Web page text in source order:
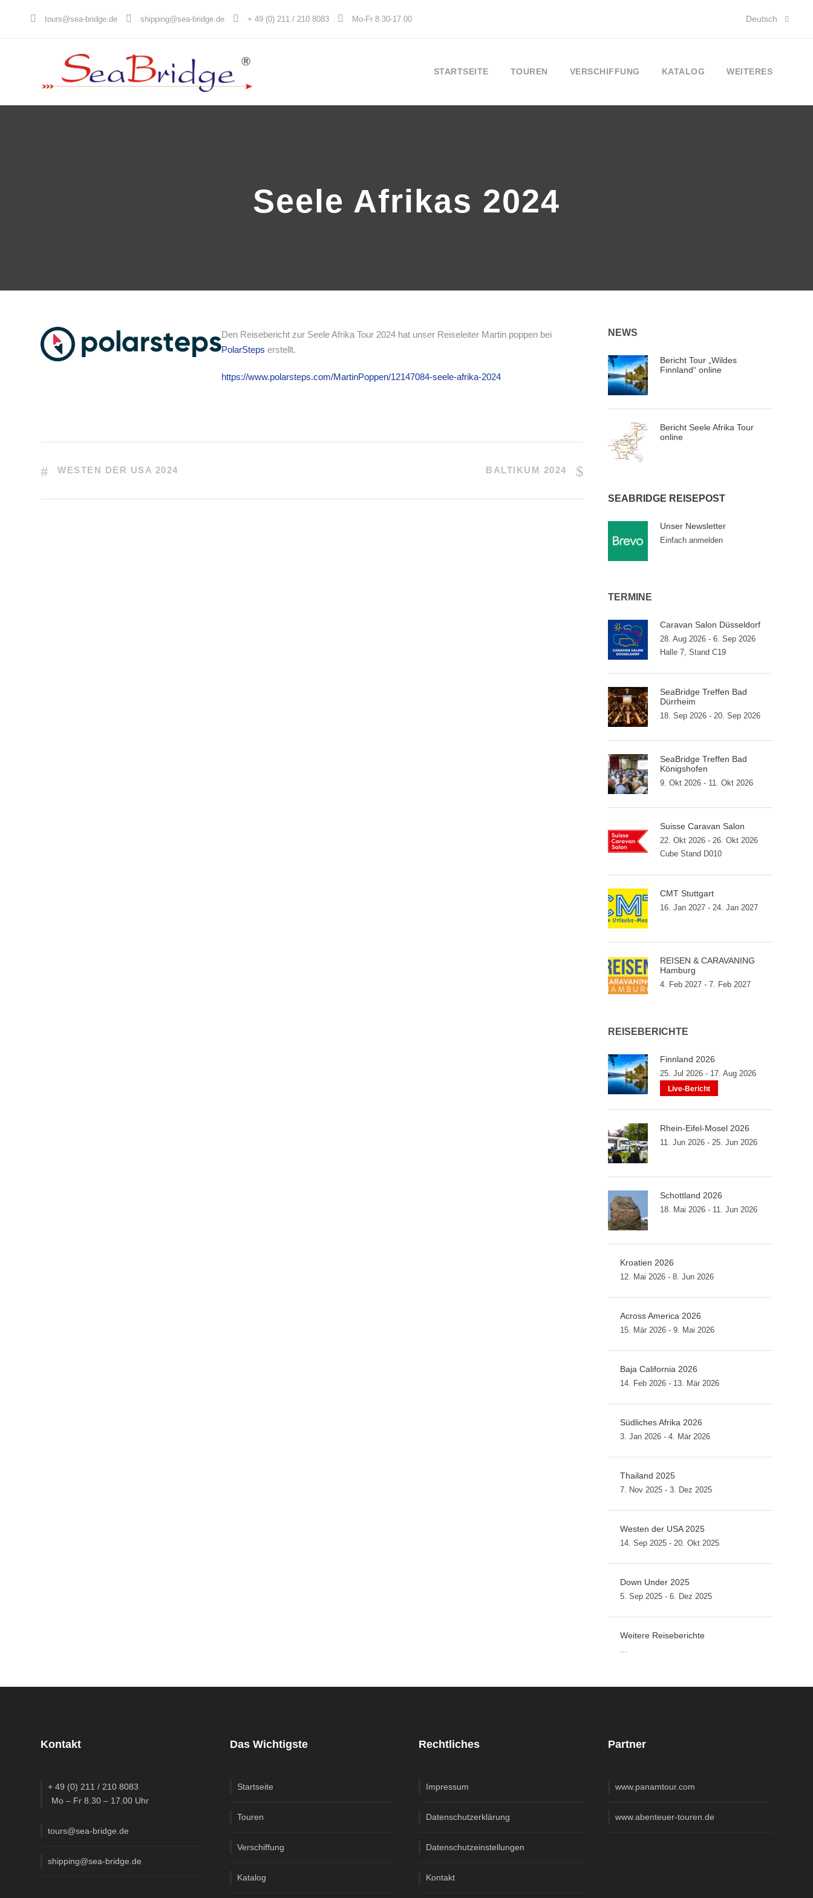
tours@sea-bridge.de shipping@sea-bridge.de + 49 (0) 211 / 210 8083 Mo-Fr 8.30-17.00 Deutsch
STARTSEITE TOUREN VERSCHIFFUNG KATALOG WEITERES
Seele Afrikas 2024
Den Reisebericht zur Seele Afrika Tour 2024 hat unser Reiseleiter Martin poppen bei
PolarStepserstellt.
https://www.polarsteps.com/MartinPoppen/12147084-seele-afrika-2024
WESTEN DER USA 2024 BALTIKUM 2024
NEWS
Bericht Tour „Wildes
Finnland“ online
Bericht Seele Afrika Tour
online
SEABRIDGE REISEPOST
Unser Newsletter
Einfach anmelden
TERMINE
Caravan Salon Düsseldorf
28. Aug 2026 - 6. Sep 2026
Halle 7, Stand C19
SeaBridge Treffen Bad
Dürrheim
18. Sep 2026 - 20. Sep 2026
SeaBridge Treffen Bad
Königshofen
9. Okt 2026 - 11. Okt 2026
Suisse Caravan Salon
22. Okt 2026 - 26. Okt 2026
Cube Stand D010
CMT Stuttgart
16. Jan 2027 - 24. Jan 2027
REISEN & CARAVANING
Hamburg
4. Feb 2027 - 7. Feb 2027
REISEBERICHTE
Finnland 2026
25. Jul 2026 - 17. Aug 2026
Live-Bericht
Rhein-Eifel-Mosel 2026
11. Jun 2026 - 25. Jun 2026
Schottland 2026
18. Mai 2026 - 11. Jun 2026
Kroatien 2026
12. Mai 2026 - 8. Jun 2026
Across America 2026
15. Mär 2026 - 9. Mai 2026
Baja California 2026
14. Feb 2026 - 13. Mär 2026
Südliches Afrika 2026
3. Jan 2026 - 4. Mär 2026
Thailand 2025
7. Nov 2025 - 3. Dez 2025
Westen der USA 2025
14. Sep 2025 - 20. Okt 2025
Down Under 2025
5. Sep 2025 - 6. Dez 2025
Weitere Reiseberichte
...
Kontakt
+ 49 (0) 211 / 210 8083
Mo – Fr 8.30 – 17.00 Uhr
tours@sea-bridge.de
shipping@sea-bridge.de
Das Wichtigste
Startseite
Touren
Verschiffung
Katalog
Rechtliches
Impressum
Datenschutzerklärung
Datenschutzeinstellungen
Kontakt
Partner
www.panamtour.com
www.abenteuer-touren.de